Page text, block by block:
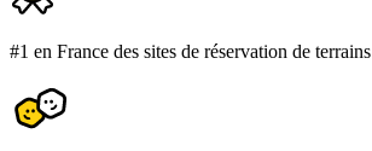
#1 en France des sites de réservation de terrains